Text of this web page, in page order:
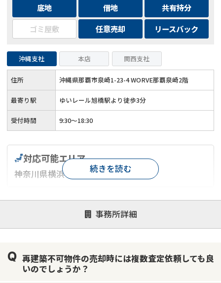
底地
借地
共有持分
ゴミ屋敷
任意売却 リースバック
沖縄支社 本店 関西支社
住所 沖縄県那覇市泉崎1-23-4 WORVE那覇泉崎2階
最寄り駅 ゆいレール旭橋駅より徒歩3分
受付時間 9:30～18:30
事務所詳細
対応可能エリア
神奈川県横浜市
対応が親身 オンライン面談可能
レスポンスが早い
1億円以上の買取可
続きを読む
再建築不可物件の売却時には複数査定依頼しても良
いのでしょうか？